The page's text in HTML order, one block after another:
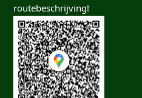
routebeschrijving!